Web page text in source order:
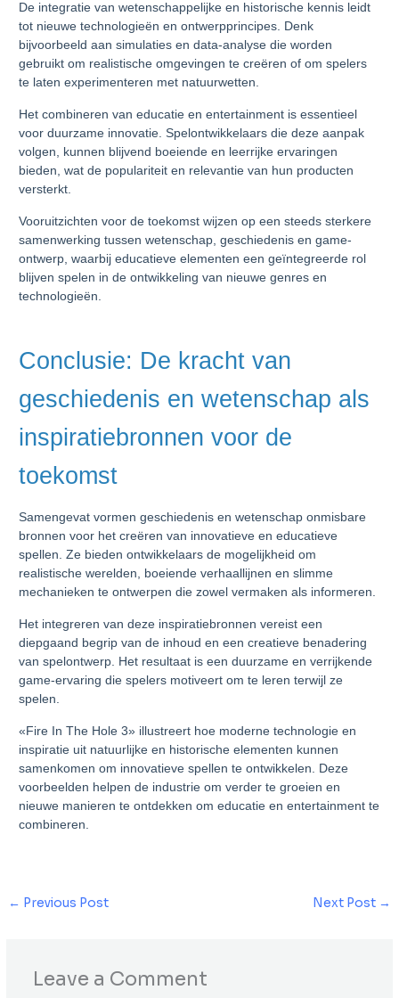
De integratie van wetenschappelijke en historische kennis leidt
tot nieuwe technologieën en ontwerpprincipes. Denk
bijvoorbeeld aan simulaties en data-analyse die worden
gebruikt om realistische omgevingen te creëren of om spelers
te laten experimenteren met natuurwetten.
Het combineren van educatie en entertainment is essentieel
voor duurzame innovatie. Spelontwikkelaars die deze aanpak
volgen, kunnen blijvend boeiende en leerrijke ervaringen
bieden, wat de populariteit en relevantie van hun producten
versterkt.
Vooruitzichten voor de toekomst wijzen op een steeds sterkere
samenwerking tussen wetenschap, geschiedenis en game-
ontwerp, waarbij educatieve elementen een geïntegreerde rol
blijven spelen in de ontwikkeling van nieuwe genres en
technologieën.
Conclusie: De kracht van
geschiedenis en wetenschap als
inspiratiebronnen voor de
toekomst
Samengevat vormen geschiedenis en wetenschap onmisbare
bronnen voor het creëren van innovatieve en educatieve
spellen. Ze bieden ontwikkelaars de mogelijkheid om
realistische werelden, boeiende verhaallijnen en slimme
mechanieken te ontwerpen die zowel vermaken als informeren.
Het integreren van deze inspiratiebronnen vereist een
diepgaand begrip van de inhoud en een creatieve benadering
van spelontwerp. Het resultaat is een duurzame en verrijkende
game-ervaring die spelers motiveert om te leren terwijl ze
spelen.
«Fire In The Hole 3» illustreert hoe moderne technologie en
inspiratie uit natuurlijke en historische elementen kunnen
samenkomen om innovatieve spellen te ontwikkelen. Deze
voorbeelden helpen de industrie om verder te groeien en
nieuwe manieren te ontdekken om educatie en entertainment te
combineren.
← Previous Post Next Post →
Leave a Comment